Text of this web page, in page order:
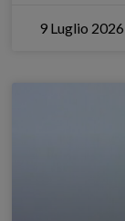
9 Luglio 2026